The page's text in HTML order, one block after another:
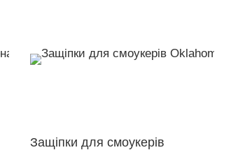
Защіпки для смоукерів